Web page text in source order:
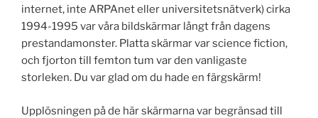
internet, inte ARPAnet eller universitetsnätverk) cirka
1994-1995 var våra bildskärmar långt från dagens
prestandamonster. Platta skärmar var science fiction,
och fjorton till femton tum var den vanligaste
storleken. Du var glad om du hade en färgskärm!
Upplösningen på de här skärmarna var begränsad till